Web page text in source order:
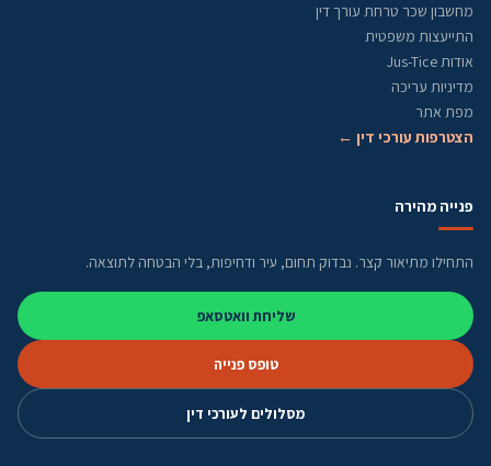
מחשבון שכר טרחת עורך דין
התייעצות משפטית
אודות Jus-Tice
מדיניות עריכה
מפת אתר
הצטרפות עורכי דין ←
פנייה מהירה
התחילו מתיאור קצר. נבדוק תחום, עיר ודחיפות, בלי הבטחה לתוצאה.
שליחת וואטסאפ
טופס פנייה
מסלולים לעורכי דין